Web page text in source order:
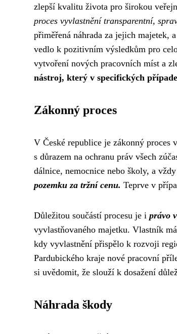
zlepší kvalitu života pro širokou
proces vyvlastnění transparentní,
přiměřená náhrada za jejich majetek,
vedlo k pozitivním výsledkům pro
vytvoření nových pracovních míst a
nástroj, který v specifických
Zákonný proces
V České republice je zákonný proces
s důrazem na ochranu práv všech
dálnice, nemocnice nebo školy, a
pozemku za tržní cenu. Teprve v
Důležitou součástí procesu je i právo
vyvlastňovaného majetku. Vlastník
kdy vyvlastnění přispělo k rozvoji
Pardubického kraje nové pracovní
si uvědomit, že slouží k dosažení
Náhrada škody